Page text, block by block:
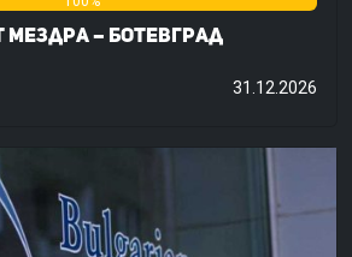
Мездра – Ботевград
31.12.2026